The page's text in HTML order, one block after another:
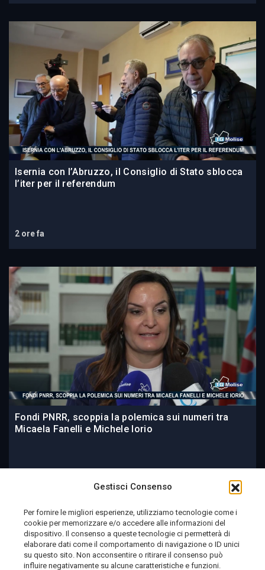
Gestisci Consenso
Per fornire le migliori esperienze, utilizziamo tecnologie come i
cookie per memorizzare e/o accedere alle informazioni del
dispositivo. Il consenso a queste tecnologie ci permetterà di
elaborare dati come il comportamento di navigazione o ID unici
su questo sito. Non acconsentire o ritirare il consenso può
influire negativamente su alcune caratteristiche e funzioni.
Isernia con l’Abruzzo, il Consiglio di Stato sblocca
l’iter per il referendum
2 ore fa
Fondi PNRR, scoppia la polemica sui numeri tra
Micaela Fanelli e Michele Iorio
Telemolise - reg. Tribunale di Campobasso n. 133 del
10/08/1982 - Direttore Responsabile:MANUELA
PETESCIA